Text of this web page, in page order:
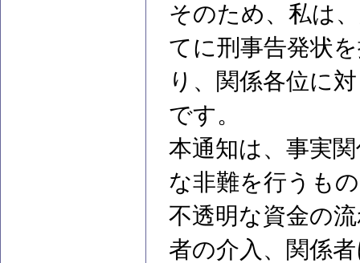
そのため、私は
てに刑事告発状
り、関係各位に
です。
本通知は、事実
な非難を行うも
不透明な資金の
者の介入、関係